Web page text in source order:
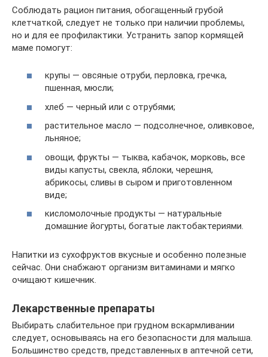
Соблюдать рацион питания, обогащенный грубой
клетчаткой, следует не только при наличии проблемы,
но и для ее профилактики. Устранить запор кормящей
маме помогут:
крупы — овсяные отруби, перловка, гречка,
пшенная, мюсли;
хлеб — черный или с отрубями;
растительное масло — подсолнечное, оливковое,
льняное;
овощи, фрукты — тыква, кабачок, морковь, все
виды капусты, свекла, яблоки, черешня,
абрикосы, сливы в сыром и приготовленном
виде;
кисломолочные продукты — натуральные
домашние йогурты, богатые лактобактериями.
Напитки из сухофруктов вкусные и особенно полезные
сейчас. Они снабжают организм витаминами и мягко
очищают кишечник.
Лекарственные препараты
Выбирать слабительное при грудном вскармливании
следует, основываясь на его безопасности для малыша.
Большинство средств, представленных в аптечной сети,